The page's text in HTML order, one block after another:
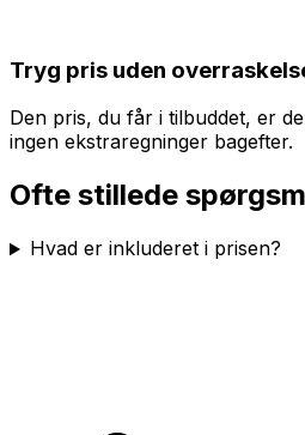
Tryg pris uden
Den pris, du får i tilbuddet, er
ingen ekstraregninger bagefter.
Ofte stillede
Hvad er inkluderet i prisen?